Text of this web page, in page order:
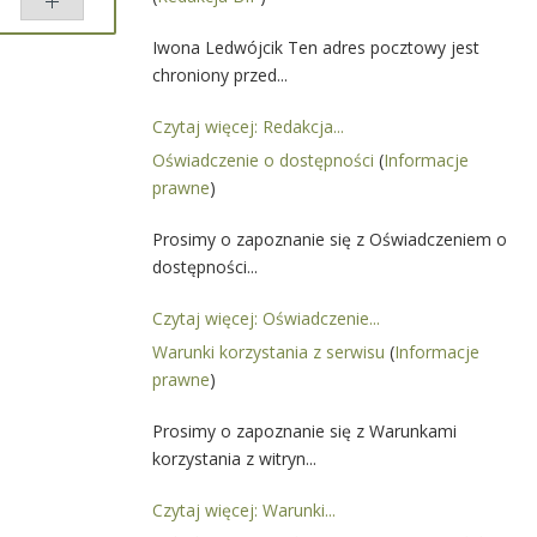
Iwona Ledwójcik Ten adres pocztowy jest
chroniony przed...
Czytaj więcej: Redakcja...
Oświadczenie o dostępności (Informacje
prawne)
Prosimy o zapoznanie się z Oświadczeniem o
dostępności...
Czytaj więcej: Oświadczenie...
Warunki korzystania z serwisu (Informacje
prawne)
Prosimy o zapoznanie się z Warunkami
korzystania z witryn...
Czytaj więcej: Warunki...